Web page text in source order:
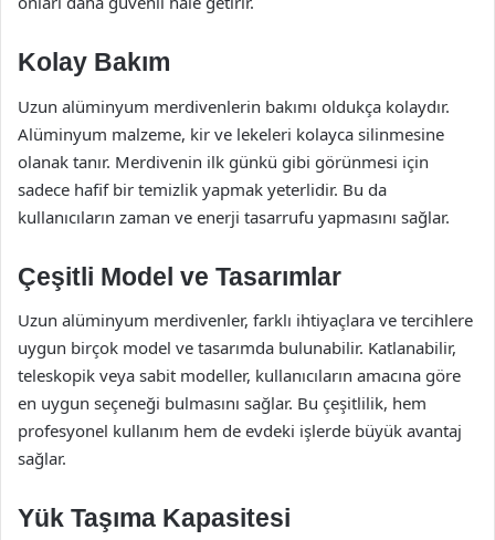
Kolay Bakım
Uzun alüminyum merdivenlerin bakımı oldukça kolaydır.
Alüminyum malzeme, kir ve lekeleri kolayca silinmesine
olanak tanır. Merdivenin ilk günkü gibi görünmesi için
sadece hafif bir temizlik yapmak yeterlidir. Bu da
kullanıcıların zaman ve enerji tasarrufu yapmasını sağlar.
Çeşitli Model ve Tasarımlar
Uzun alüminyum merdivenler, farklı ihtiyaçlara ve tercihlere
uygun birçok model ve tasarımda bulunabilir. Katlanabilir,
teleskopik veya sabit modeller, kullanıcıların amacına göre
en uygun seçeneği bulmasını sağlar. Bu çeşitlilik, hem
profesyonel kullanım hem de evdeki işlerde büyük avantaj
sağlar.
Yük Taşıma Kapasitesi